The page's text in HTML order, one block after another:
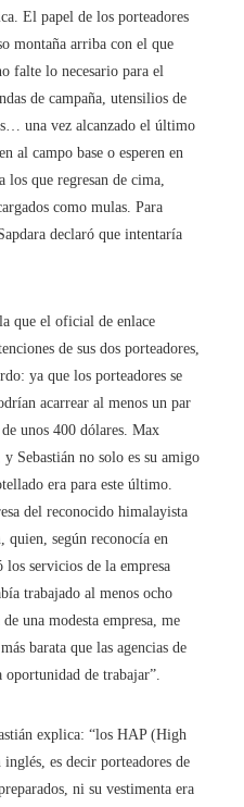
El papel de los porteadores
montaña arriba con el que
falte lo necesario para el
de campaña, utensilios de
una vez alcanzado el último
al campo base o esperen en
que regresan de cima,
como mulas. Para
declaró que intentaría
que el oficial de enlace
de sus dos porteadores,
ya que los porteadores se
acarrear al menos un par
unos 400 dólares. Max
Sebastián no solo es su amigo
era para este último.
del reconocido himalayista
quien, según reconocía en
servicios de la empresa
trabajado al menos ocho
una modesta empresa, me
barata que las agencias de
oportunidad de trabajar”.
explica: “los HAP (High
es decir porteadores de
ni su vestimenta era